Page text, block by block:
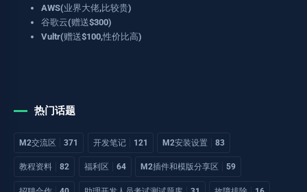
AWS(业界大佬,比较贵)
谷歌云(赠送$300)
Vultr(赠送$100,性价比高)
热门话题
M2交流区 371 开发笔记 121 M2安装设置 83
教程资料 82 福利区 64 M2插件和模版分享区 59